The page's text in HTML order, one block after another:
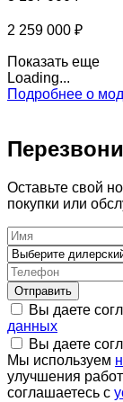
2 259 000 ₽
Показать еще
Loading...
Подробнее о
Оставьте свой
покупки или
Отправить
Вы даете
данных
Вы даете
Мы используем
улучшения
соглашаетесь с